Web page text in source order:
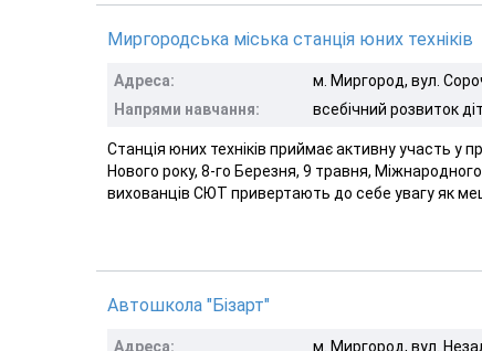
Миргородська міська станція юних техніків
Адреса:
м. Миргород, вул.
Напрями навчання:
всебічний розвиток
Станція юних техніків приймає активну участь у
Нового року, 8-го Березня, 9 травня,
вихованців СЮТ привертають до себе увагу як
Автошкола "Бізарт"
Адреса:
м. Миргород, вул.